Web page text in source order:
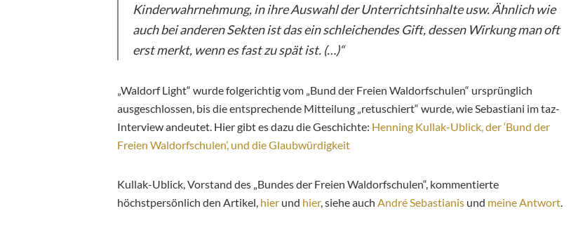
Kinderwahrnehmung, in ihre Auswahl der Unterrichtsinhalte usw. Ähnlich wie
auch bei anderen Sekten ist das ein schleichendes Gift, dessen Wirkung man oft
erst merkt, wenn es fast zu spät ist. (…)“
„Waldorf Light“ wurde folgerichtig vom „Bund der Freien Waldorfschulen“ ursprünglich
ausgeschlossen, bis die entsprechende Mitteilung „retuschiert“ wurde, wie Sebastiani im taz-
Interview andeutet. Hier gibt es dazu die Geschichte: Henning Kullak-Ublick, der ‘Bund der
Freien Waldorfschulen’, und die Glaubwürdigkeit
Kullak-Ublick, Vorstand des „Bundes der Freien Waldorfschulen“, kommentierte
höchstpersönlich den Artikel, hier und hier, siehe auch André Sebastianis und meine Antwort